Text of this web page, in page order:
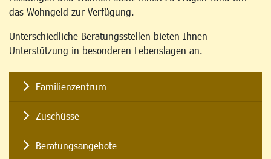
das Wohngeld zur Verfügung.
Unterschiedliche Beratungsstellen bieten Ihnen
Unterstützung in besonderen Lebenslagen an.
Familienzentrum
Zuschüsse
Beratungsangebote